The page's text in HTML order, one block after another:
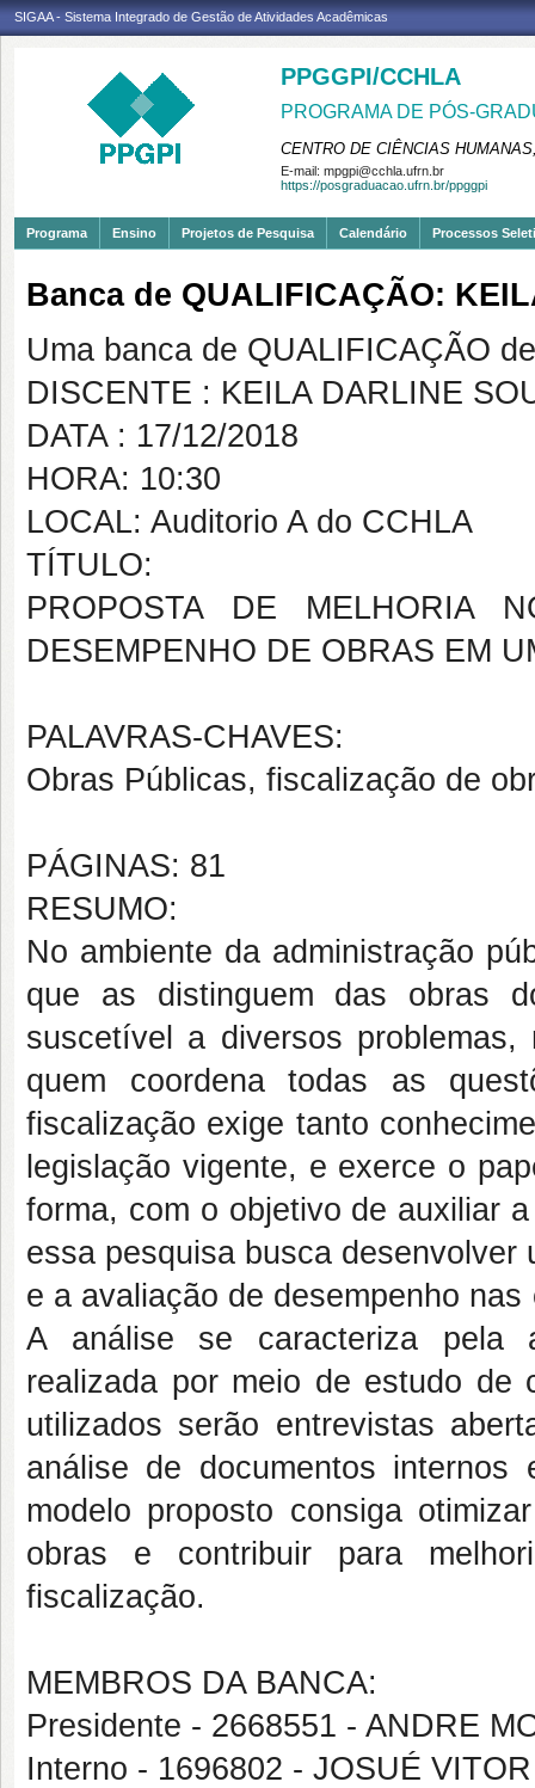
SIGAA - Sistema Integrado de Gestão de Atividades Acadêmicas
PPGGPI/CCHLA
PROGRAMA DE PÓS-
CENTRO DE CIÊNCIAS
E-mail: mpgpi@cchla.ufrn.br
https://posgraduacao.ufrn.br/ppggpi
Programa Ensino Projetos de Pesquisa Calendário Processos
Banca de QUALIFICAÇÃO:
Uma banca de QUALIFICAÇÃO
DISCENTE : KEILA DARLINE
DATA : 17/12/2018
HORA: 10:30
LOCAL: Auditorio A do CCHLA
TÍTULO:
PROPOSTA DE MELHORIA
DESEMPENHO DE OBRAS EM
PALAVRAS-CHAVES:
Obras Públicas, fiscalização de
PÁGINAS: 81
RESUMO:
No ambiente da administração
que as distinguem das obras
suscetível a diversos
quem coordena todas as
fiscalização exige tanto
legislação vigente, e exerce o
forma, com o objetivo de auxiliar
essa pesquisa busca desenvolver
e a avaliação de desempenho
A análise se caracteriza pela
realizada por meio de estudo de
utilizados serão entrevistas
análise de documentos internos
modelo proposto consiga
obras e contribuir para
fiscalização.
MEMBROS DA BANCA:
Presidente - 2668551 - ANDRE
Interno - 1696802 - JOSUÉ